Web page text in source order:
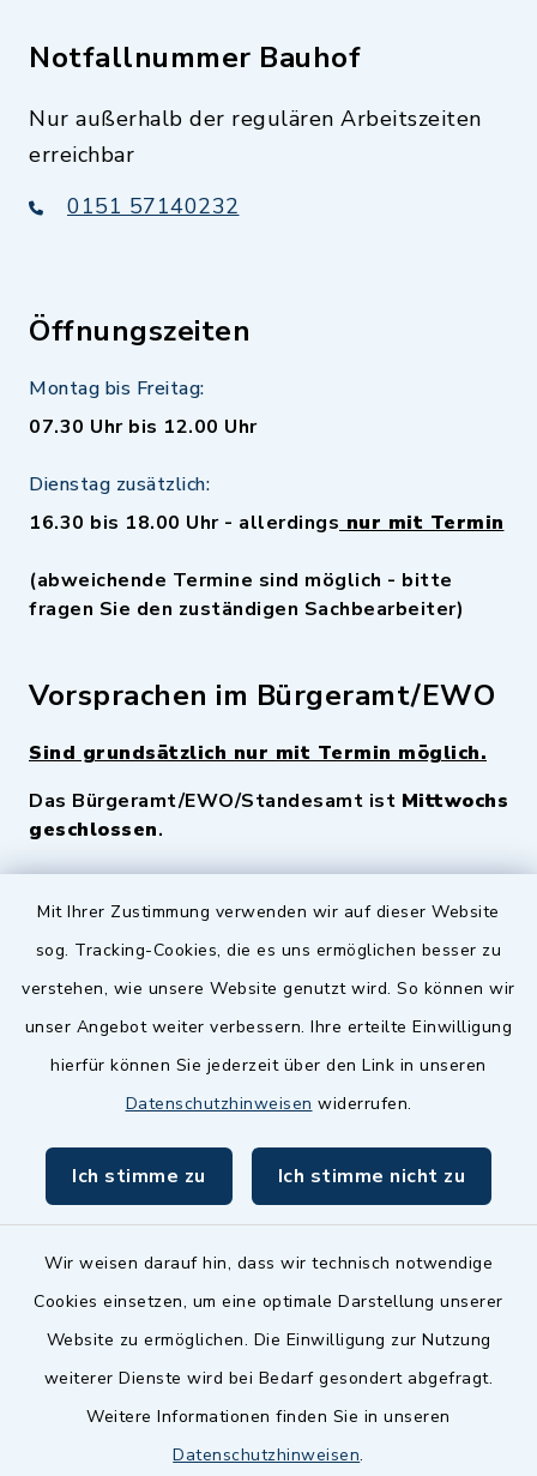
Mit Ihrer Zustimmung verwenden wir auf dieser Website
sog. Tracking-Cookies, die es uns ermöglichen besser zu
verstehen, wie unsere Website genutzt wird. So können wir
unser Angebot weiter verbessern. Ihre erteilte Einwilligung
hierfür können Sie jederzeit über den Link in unseren
Datenschutzhinweisen widerrufen.
Ich stimme zu Ich stimme nicht zu
Wir weisen darauf hin, dass wir technisch notwendige
Cookies einsetzen, um eine optimale Darstellung unserer
Website zu ermöglichen. Die Einwilligung zur Nutzung
weiterer Dienste wird bei Bedarf gesondert abgefragt.
Weitere Informationen finden Sie in unseren
Datenschutzhinweisen.
Notfallnummer Bauhof
Nur außerhalb der regulären Arbeitszeiten
erreichbar
0151 57140232
Öffnungszeiten
Montag bis Freitag:
07.30 Uhr bis 12.00 Uhr
Dienstag zusätzlich:
16.30 bis 18.00 Uhr - allerdings nur mit Termin
(abweichende Termine sind möglich - bitte
fragen Sie den zuständigen Sachbearbeiter)
Vorsprachen im Bürgeramt/EWO
Sind grundsätzlich nur mit Termin möglich.
Das Bürgeramt/EWO/Standesamt ist Mittwochs
geschlossen.
Quicklinks
Zenngrund Allianz
Dillenberggruppe
inixmedia GmbH
Barrierefreiheit